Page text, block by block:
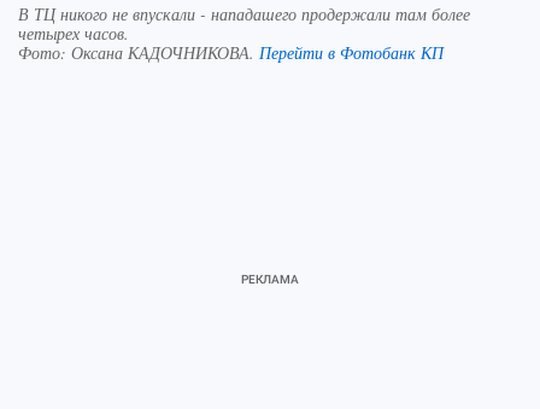
В ТЦ никого не впускали - нападашего продержали там более
четырех часов.
Фото: Оксана КАДОЧНИКОВА. Перейти в Фотобанк КП